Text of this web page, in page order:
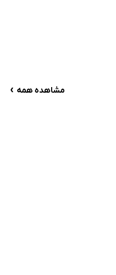
مشاهده همه ›